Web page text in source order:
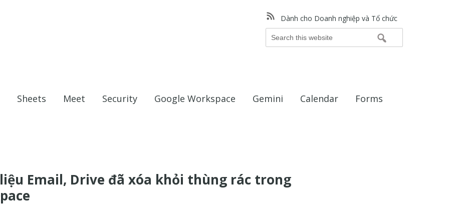
Dành cho Doanh nghiệp và Tổ chức
Search
this
Sheets Meet Security Google Workspace Gemini Calendar Forms
Email, Drive đã xóa khỏi thùng rác trong